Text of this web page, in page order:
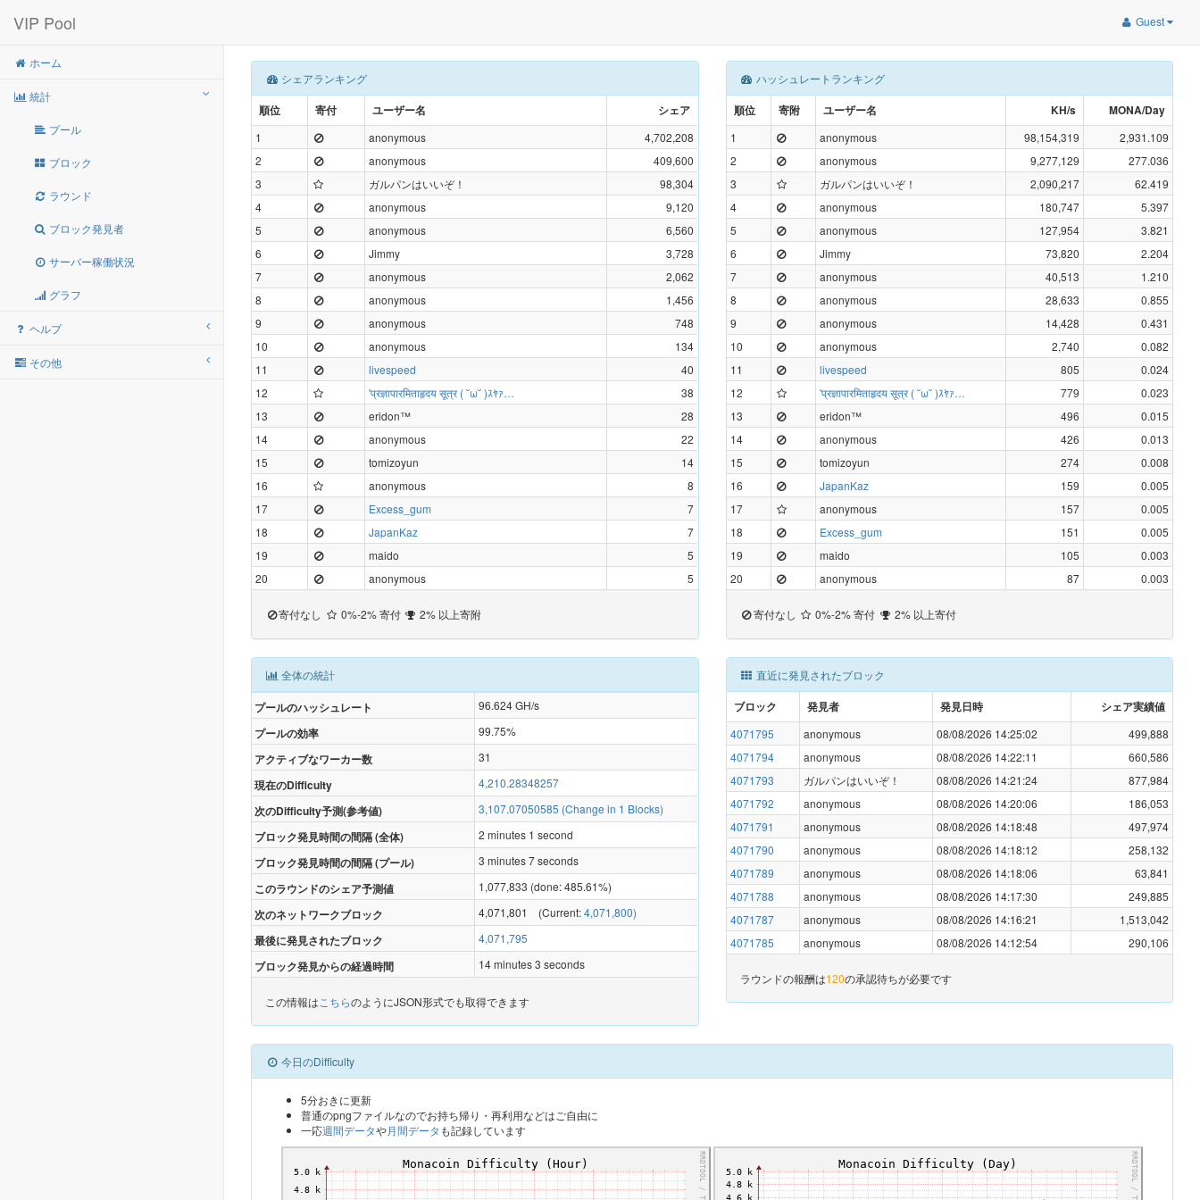
VIP Pool Guest
ホーム
統計
プール
ブロック
ラウンド
ブロック発見者
サーバー稼働状況
グラフ
ヘルプ
その他
シェアランキング
順位 寄付 ユーザー名 シェア
1 anonymous
4,702,208
2
anonymous
409,600
3
ガルパンはいいぞ！
98,304
4
anonymous
9,120
5
anonymous
6,560
6
Jimmy
3,728
7
anonymous
2,062
8
anonymous
1,456
9
anonymous
748
10
anonymous
134
11
livespeed
40
12
'प्रज्ञापारमिताहृदय सूत्र ( ˘ω˘ )ｽﾔｧ…
38
13
eridon™️
28
14
anonymous
22
15
tomizoyun
14
16
anonymous
8
17
Excess_gum
7
18
JapanKaz
7
19
maido
5
20
anonymous 5
寄付なし 0%-2% 寄付 2% 以上寄附
ハッシュレートランキング
順位 寄附 ユーザー名 KH/s MONA/Day
1 anonymous 98,154,319
2,931.109
2
anonymous 9,277,129
277.036
3
ガルパンはいいぞ！ 2,090,217
62.419
4
anonymous 180,747
5.397
5
anonymous 127,954
3.821
6
Jimmy 73,820
2.204
7
anonymous 40,513
1.210
8
anonymous 28,633
0.855
9
anonymous 14,428
0.431
10
anonymous 2,740
0.082
11
livespeed 805
0.024
12
'प्रज्ञापारमिताहृदय सूत्र ( ˘ω˘ )ｽﾔｧ… 779
0.023
13
eridon™️ 496
0.015
14
anonymous 426
0.013
15
tomizoyun 274
0.008
16
JapanKaz 159
0.005
17
anonymous 157
0.005
18
Excess_gum 151
0.005
19
maido 105
0.003
20
anonymous 87 0.003
寄付なし 0%-2% 寄付 2% 以上寄付
全体の統計
プールのハッシュレート 96.624GH/s
プールの効率 99.75%
アクティブなワーカー数 31
現在のDifficulty 4,210.28348257
次のDifficulty予測(参考値) 3,107.07050585 (Change in 1 Blocks)
ブロック発見時間の間隔 (全体) 2 minutes 1 second
ブロック発見時間の間隔 (プール) 3 minutes 7 seconds
このラウンドのシェア予測値 1,077,833 (done: 485.61%)
次のネットワークブロック 4,071,801 (Current:4,071,800)
最後に発見されたブロック 4,071,795
ブロック発見からの経過時間 14 minutes 3 seconds
この情報は こちらのようにJSON形式でも取得できます
直近に発見されたブロック
ブロック 発見者 発見日時 シェア実績値
4071795 anonymous 08/08/2026 14:25:02
499,888
4071794
anonymous 08/08/2026 14:22:11
660,586
4071793
ガルパンはいいぞ！ 08/08/2026 14:21:24
877,984
4071792
anonymous 08/08/2026 14:20:06
186,053
4071791
anonymous 08/08/2026 14:18:48
497,974
4071790
anonymous 08/08/2026 14:18:12
258,132
4071789
anonymous 08/08/2026 14:18:06
63,841
4071788
anonymous 08/08/2026 14:17:30
249,885
4071787
anonymous 08/08/2026 14:16:21
1,513,042
4071785
anonymous 08/08/2026 14:12:54 290,106
ラウンドの報酬は120の承認待ちが必要です
今日のDifficulty
5分おきに更新
普通のpngファイルなのでお持ち帰り・再利用などはご自由に
一応週間データや月間データ も記録しています